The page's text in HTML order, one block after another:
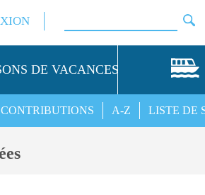
DE VACANCES
LISTE DE
A-Z
CONTRIBUTIONS